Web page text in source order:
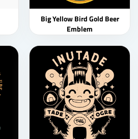
Big Yellow Bird Gold Beer
Emblem